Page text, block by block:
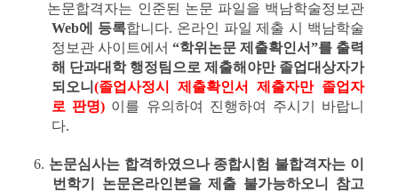
논문합격자는 인준된 논문 파일을 백남학술정보관
Web에 등록합니다. 온라인 파일 제출 시 백남학술
정보관 사이트에서 “학위논문 제출확인서”를 출력
해 단과대학 행정팀으로 제출해야만 졸업대상자가
되오니 (졸업사정시 제출확인서 제출자만 졸업자
로 판명) 이를 유의하여 진행하여 주시기 바랍니
다.
6. 논문심사는 합격하였으나 종합시험 불합격자는 이
번학기 논문온라인본을 제출 불가능하오니 참고